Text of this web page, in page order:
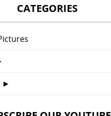
CATEGORIES
►